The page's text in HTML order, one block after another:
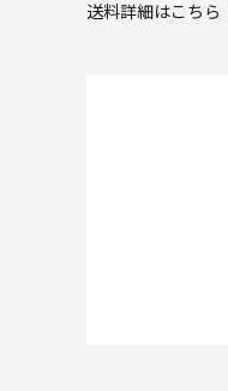
送料詳細はこちら